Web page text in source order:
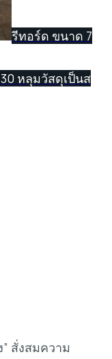
รีทอร์ด ขนาด 7
หลุมวัสดุเป็นส
สั่งสมความ